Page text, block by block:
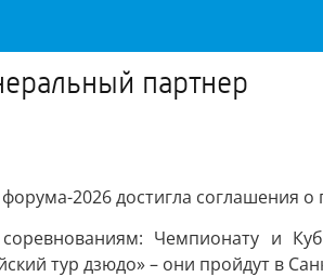
партнер
2026 достигла соглашения
Чемпионату и
тур дзюдо» – они пройдут в